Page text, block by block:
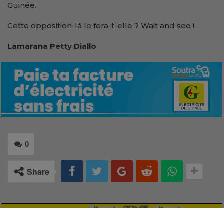
Guinée.
Cette opposition-là le fera-t-elle ? Wait and see !
Lamarana Petty Diallo
0
Share